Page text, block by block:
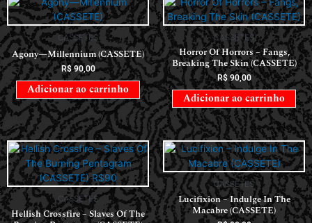
CASSETES
Agony—Millennium (CASSETE)
R$90,00
Adicionar ao carrinho
CASSETES
Horror Of Horrors ‎– Fangs,
Breaking The Skin (CASSETE)
R$90,00
Adicionar ao carrinho
CASSETES
Hellish Crossfire – Slaves Of The
CASSETES
Lucifixion – Indulge In The
Macabre (CASSETE)